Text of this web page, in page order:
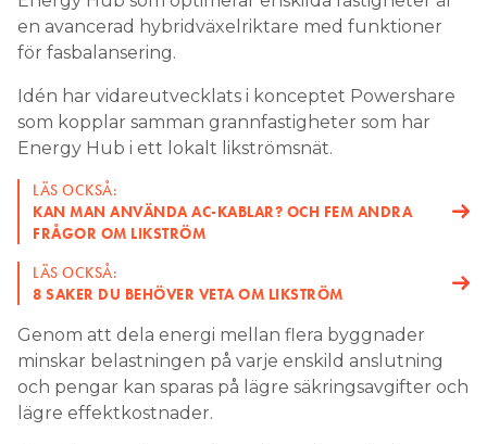
en avancerad hybridväxelriktare med funktioner
för fasbalansering.
Idén har vidareutvecklats i konceptet Powershare
som kopplar samman grannfastigheter som har
Energy Hub i ett lokalt likströmsnät.
LÄS OCKSÅ:
KAN MAN ANVÄNDA AC-KABLAR? OCH FEM ANDRA
FRÅGOR OM LIKSTRÖM
LÄS OCKSÅ:
8 SAKER DU BEHÖVER VETA OM LIKSTRÖM
Genom att dela energi mellan flera byggnader
minskar belastningen på varje enskild anslutning
och pengar kan sparas på lägre säkringsavgifter och
lägre effektkostnader.